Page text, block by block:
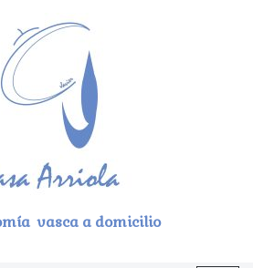
vasca a domicilio